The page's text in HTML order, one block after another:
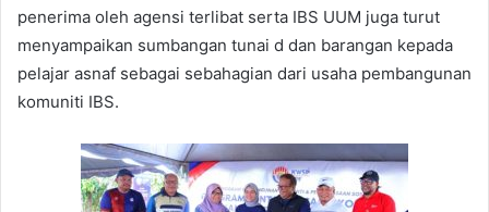
penerima oleh agensi terlibat serta IBS UUM juga turut
menyampaikan sumbangan tunai d dan barangan kepada
pelajar asnaf sebagai sebahagian dari usaha pembangunan
komuniti IBS.